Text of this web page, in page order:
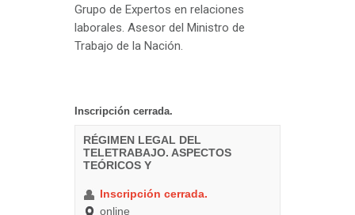
Grupo de Expertos en relaciones
laborales. Asesor del Ministro de
Trabajo de la Nación.